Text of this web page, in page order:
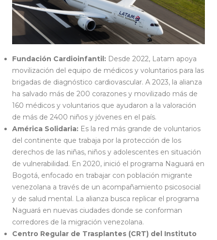
Fundación Cardioinfantil: Desde 2022, Latam apoya
movilización del equipo de médicos y voluntarios para las
brigadas de diagnóstico cardiovascular. A 2023, la alianza
ha salvado más de 200 corazones y movilizado más de
160 médicos y voluntarios que ayudaron a la valoración
de más de 2400 niños y jóvenes en el país.
América Solidaria: Es la red más grande de voluntarios
del continente que trabaja por la protección de los
derechos de las niñas, niños y adolescentes en situación
de vulnerabilidad. En 2020, inició el programa Naguará en
Bogotá, enfocado en trabajar con población migrante
venezolana a través de un acompañamiento psicosocial
y de salud mental. La alianza busca replicar el programa
Naguará en nuevas ciudades donde se conforman
corredores de la migración venezolana.
Centro Regular de Trasplantes (CRT) del Instituto